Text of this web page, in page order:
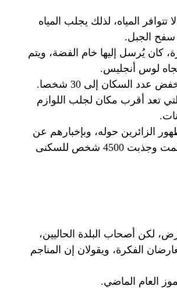
المياه، لذلك يجلب المياه
سفح الجبل.
كان يُرسل إليها خام الفضة، ويتم
لوس أنجليس.
السكان إلى 30 شخصا.
لون باين، والتي تعد أقرب مكان لجلب اللوازم
الزائرين حوله، وبإخبارهم عن
تاريخ بلدة سيرو غوردو، التي تأسست في عام 1865 وسرعان ما نمت وجذبت 4500 شخص للسكنى
لكن أصحاب البلدة الحاليين،
الفكرة، ويقولان إن المناجم